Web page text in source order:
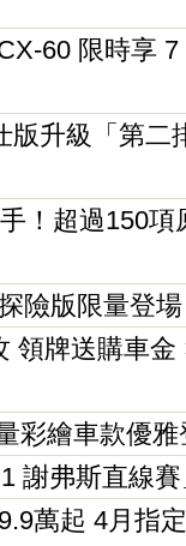
60 限時享
版升級「第二
！超過150
險版限量登場
牌送購車金
彩繪車款優雅
謝弗斯直線
萬起 4月指